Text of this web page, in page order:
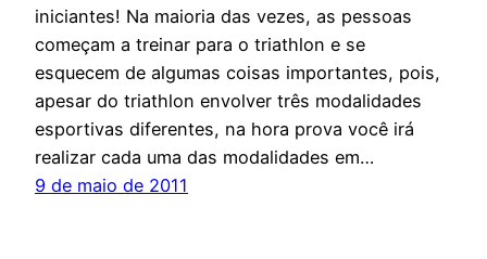
iniciantes! Na maioria das vezes, as pessoas
começam a treinar para o triathlon e se
esquecem de algumas coisas importantes, pois,
apesar do triathlon envolver três modalidades
esportivas diferentes, na hora prova você irá
realizar cada uma das modalidades em…
9 de maio de 2011